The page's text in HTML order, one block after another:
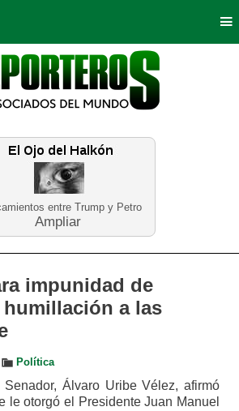
entre Trump y Petro
Ampliar
Opinión Bogotá
Planeta Tierra Deportes
Educación Neira
impunidad de
humillación a las
Política
Álvaro Uribe Vélez, afirmó
le otorgó el Presidente Juan Manuel